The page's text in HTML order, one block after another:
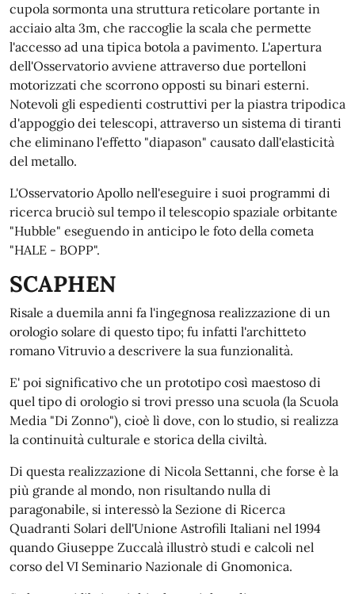
cupola sormonta una struttura reticolare portante in
acciaio alta 3m, che raccoglie la scala che permette
l'accesso ad una tipica botola a pavimento. L'apertura
dell'Osservatorio avviene attraverso due portelloni
motorizzati che scorrono opposti su binari esterni.
Notevoli gli espedienti costruttivi per la piastra tripodica
d'appoggio dei telescopi, attraverso un sistema di tiranti
che eliminano l'effetto "diapason" causato dall'elasticità
del metallo.
L'Osservatorio Apollo nell'eseguire i suoi programmi di
ricerca bruciò sul tempo il telescopio spaziale orbitante
"Hubble" eseguendo in anticipo le foto della cometa
"HALE - BOPP".
SCAPHEN
Risale a duemila anni fa l'ingegnosa realizzazione di un
orologio solare di questo tipo; fu infatti l'architteto
romano Vitruvio a descrivere la sua funzionalità.
E' poi significativo che un prototipo così maestoso di
quel tipo di orologio si trovi presso una scuola (la Scuola
Media "Di Zonno"), cioè lì dove, con lo studio, si realizza
la continuità culturale e storica della civiltà.
Di questa realizzazione di Nicola Settanni, che forse è la
più grande al mondo, non risultando nulla di
paragonabile, si interessò la Sezione di Ricerca
Quadranti Solari dell'Unione Astrofili Italiani nel 1994
quando Giuseppe Zuccalà illustrò studi e calcoli nel
corso del VI Seminario Nazionale di Gnomonica.